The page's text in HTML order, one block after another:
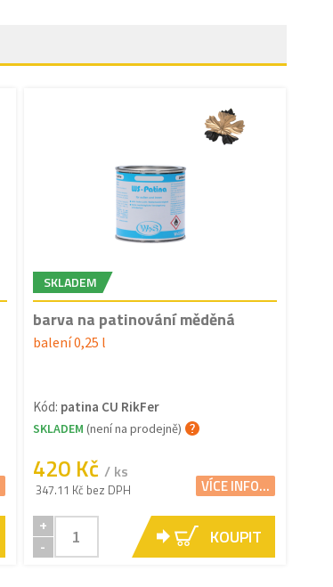
SKLADEM
barva na patinování měděná
balení 0,25 l
Kód: patina CU RikFer
SKLADEM (není na prodejně)
420 Kč / ks
347.11 Kč bez DPH VÍCE INFO...
+
-
KOUPIT